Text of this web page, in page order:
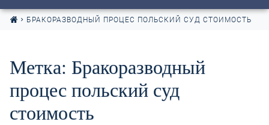
БРАКОРАЗВОДНЫЙ ПРОЦЕС ПОЛЬСКИЙ СУД СТОИМОСТЬ
Метка: Бракоразводный
процес польский суд
стоимость